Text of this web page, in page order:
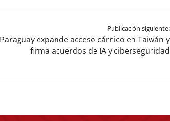
Publicación siguiente:
Paraguay expande acceso cárnico en Taiwán y
firma acuerdos de IA y ciberseguridad